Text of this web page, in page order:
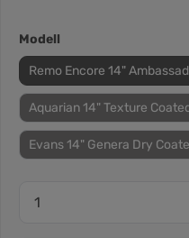
Modell
Remo Encore 14"
Aquarian 14" Texture
Evans 14" Genera Dry